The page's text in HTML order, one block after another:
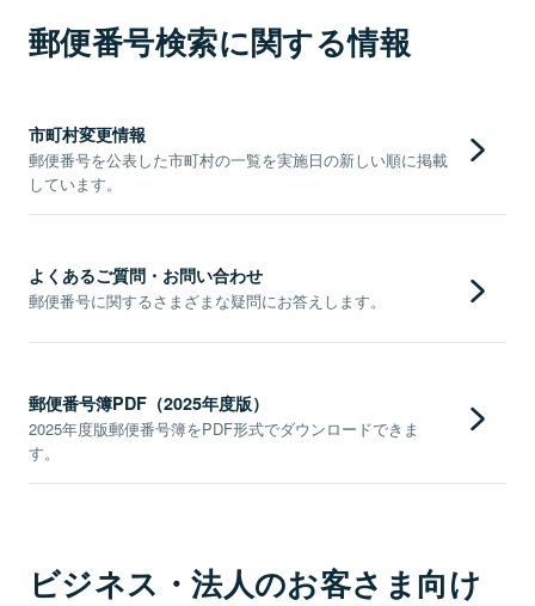
郵便番号検索に関する情報
市町村変更情報
郵便番号を公表した市町村の一覧を実施日の新しい順に掲載
しています。
よくあるご質問・お問い合わせ
郵便番号に関するさまざまな疑問にお答えします。
郵便番号簿PDF（2025年度版）
2025年度版郵便番号簿をPDF形式でダウンロードできま
す。
ビジネス・法人のお客さま向け